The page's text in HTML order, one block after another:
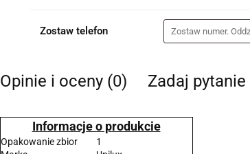
Zostaw telefon
Opinie i oceny (0) Zadaj pytanie
Informacje o produkcie
Opakowanie zbior
1